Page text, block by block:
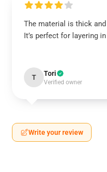
The material is thick
It’s perfect for layering
T Tori
Verified owner
Write your review